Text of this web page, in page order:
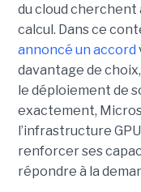
du cloud cherchent
calcul. Dans ce
annoncé un accord
davantage de
le déploiement de
exactement,
l’infrastructure
renforcer ses
répondre à la